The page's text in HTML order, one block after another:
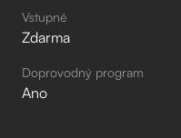
Vstupné
Zdarma
Doprovodný program
Ano